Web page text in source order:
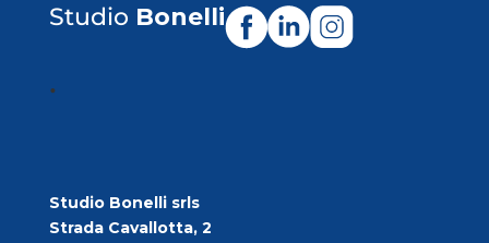
Studio Bonelli
.
Studio Bonelli srls
Strada Cavallotta, 2